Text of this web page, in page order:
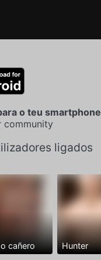
o teu smartphone
community
ligados
cañero Hunter